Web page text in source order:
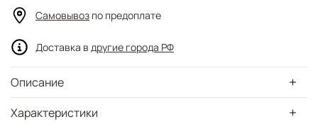
Характеристики
Описание
Самовывоз по предоплате
Доставка в другие города РФ